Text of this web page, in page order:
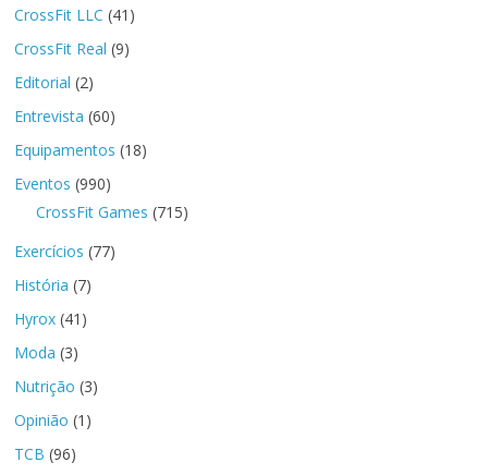
CrossFit LLC (41)
CrossFit Real (9)
Editorial (2)
Entrevista (60)
Equipamentos (18)
Eventos (990)
CrossFit Games (715)
Exercícios (77)
História (7)
Hyrox (41)
Moda (3)
Nutrição (3)
Opinião (1)
TCB (96)